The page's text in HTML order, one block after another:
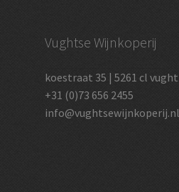
Vughtse Wijnkoperij
koestraat 35 | 5261 cl vught
+31 (0)73 656 2455
info@vughtsewijnkoperij.nl